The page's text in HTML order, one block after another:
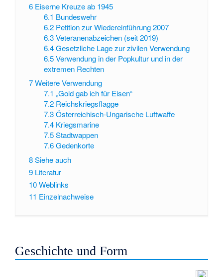
6 Eiserne Kreuze ab 1945
6.1 Bundeswehr
6.2 Petition zur Wiedereinführung 2007
6.3 Veteranenabzeichen (seit 2019)
6.4 Gesetzliche Lage zur zivilen Verwendung
6.5 Verwendung in der Popkultur und in der
extremen Rechten
7Weitere Verwendung
7.1 „Gold gab ich für Eisen“
7.2 Reichskriegsflagge
7.3 Österreichisch-Ungarische Luftwaffe
7.4 Kriegsmarine
7.5 Stadtwappen
7.6 Gedenkorte
8Siehe auch
9 Literatur
10Weblinks
11 Einzelnachweise
Geschichte und Form